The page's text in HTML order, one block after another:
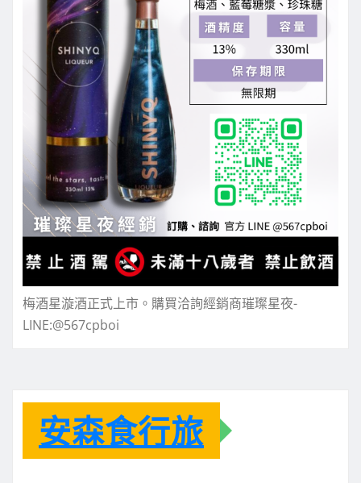
梅酒星漩酒正式上市。購買洽詢經銷商璀璨星夜-
LINE:@567cpboi
安森食行旅